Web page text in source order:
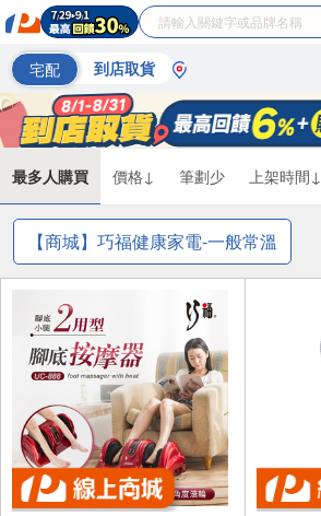
宅配 到店取貨
最多人購買 價格↓ 筆劃少 上架時間↓
【商城】巧福健康家電-一般常溫